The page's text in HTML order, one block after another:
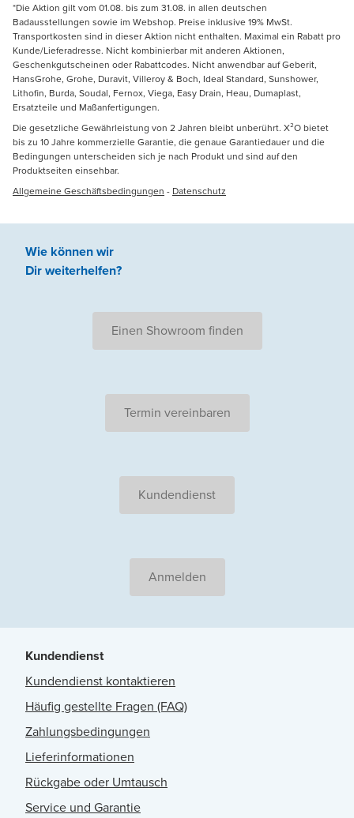
*Die Aktion gilt vom 01.08. bis zum 31.08. in allen deutschen
Badausstellungen sowie im Webshop. Preise inklusive 19% MwSt.
Transportkosten sind in dieser Aktion nicht enthalten. Maximal ein Rabatt pro
Kunde/Lieferadresse. Nicht kombinierbar mit anderen Aktionen,
Geschenkgutscheinen oder Rabattcodes. Nicht anwendbar auf Geberit,
HansGrohe, Grohe, Duravit, Villeroy & Boch, Ideal Standard, Sunshower,
Lithofin, Burda, Soudal, Fernox, Viega, Easy Drain, Heau, Dumaplast,
Ersatzteile und Maßanfertigungen.
Die gesetzliche Gewährleistung von 2 Jahren bleibt unberührt. X²O bietet
bis zu 10 Jahre kommerzielle Garantie, die genaue Garantiedauer und die
Bedingungen unterscheiden sich je nach Produkt und sind auf den
Produktseiten einsehbar.
Allgemeine Geschäftsbedingungen - Datenschutz
Wie können wir
Dir weiterhelfen?
Einen Showroom finden
Termin vereinbaren
Kundendienst
Anmelden
Kundendienst
Kundendienst kontaktieren
Häufig gestellte Fragen (FAQ)
Zahlungsbedingungen
Lieferinformationen
Rückgabe oder Umtausch
Service und Garantie